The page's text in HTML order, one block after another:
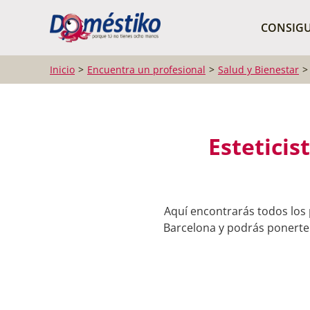
Inicio Encuentra un profesional Salud y Bienestar
Aquí encontrarás todos los
Barcelona y podrás